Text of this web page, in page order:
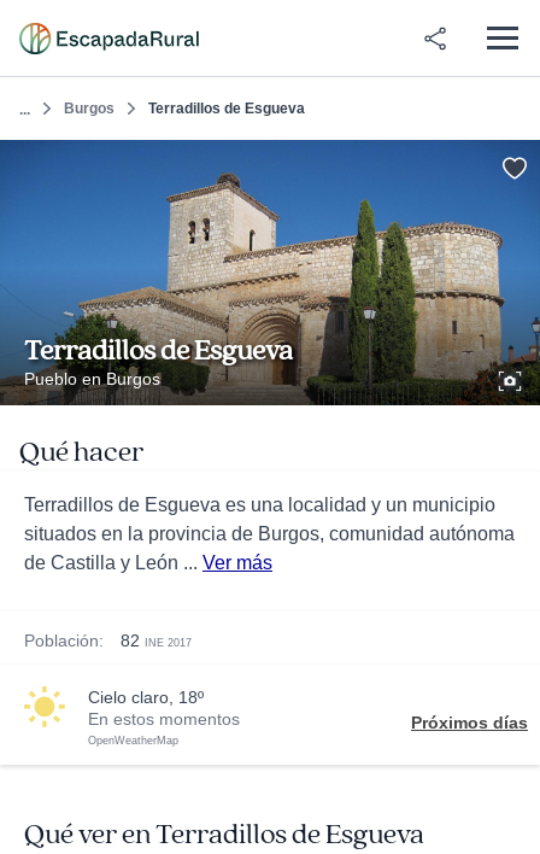
... Burgos Terradillos de Esgueva
Terradillos de Esgueva
Pueblo en Burgos
Qué hacer
Terradillos de Esgueva es una localidad y un municipio
situados en la provincia de Burgos, comunidad autónoma
de Castilla y León ... Ver más
Población: 82 INE 2017
cielo claro, 18º
En estos momentos
OpenWeatherMap
Próximos días
Qué ver en Terradillos de Esgueva